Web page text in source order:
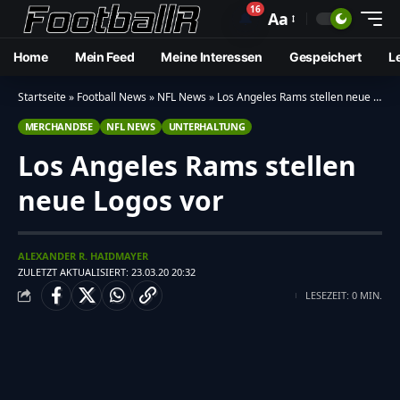
🔔16 Aa
Home Mein Feed Meine Interessen Gespeichert
Startseite» Football News» NFL News» Los Angeles Rams stellen neue Logos vor
MERCHANDISE NFL NEWS UNTERHALTUNG
Los Angeles Rams stellen
neue Logos vor
ZULETZT AKTUALISIERT: 23.03.20 20:32
ALEXANDER R. HAIDMAYER
LESEZEIT: 0 MIN.